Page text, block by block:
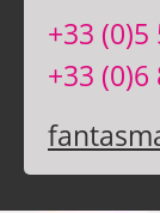
+33 (0)5
+33 (0)6